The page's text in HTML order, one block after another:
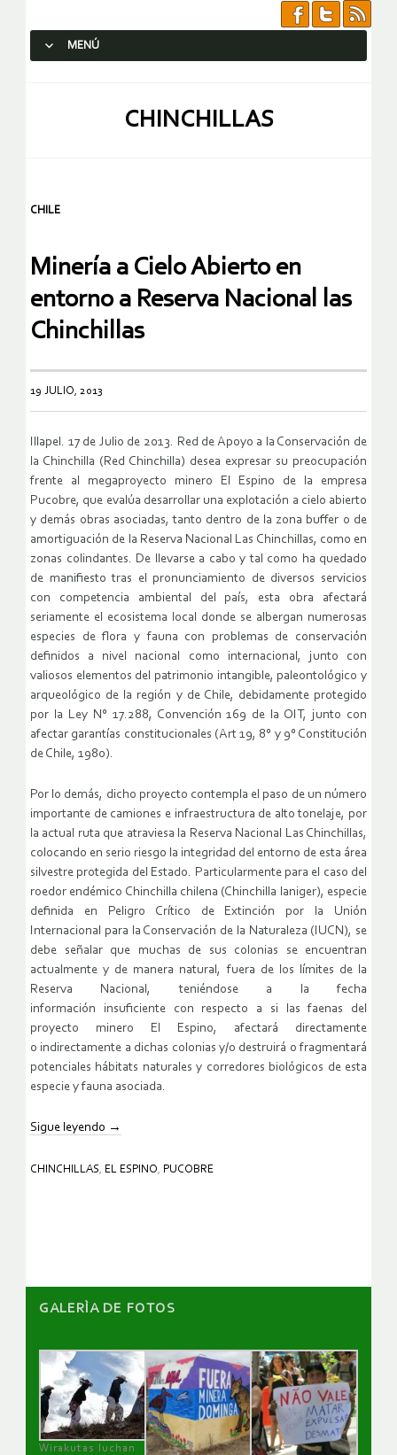
MENÚ
CHINCHILLAS
CHILE
Minería a Cielo Abierto en
entorno a Reserva Nacional las
Chinchillas
19 JULIO, 2013
Illapel. 17 de Julio de 2013. Red de Apoyo a la Conservación de
la Chinchilla (Red Chinchilla) desea expresar su preocupación
frente al megaproyecto minero El Espino de la empresa
Pucobre, que evalúa desarrollar una explotación a cielo abierto
y demás obras asociadas, tanto dentro de la zona buffer o de
amortiguación de la Reserva Nacional Las Chinchillas, como en
zonas colindantes. De llevarse a cabo y tal como ha quedado
de manifiesto tras el pronunciamiento de diversos servicios
con competencia ambiental del país, esta obra afectará
seriamente el ecosistema local donde se albergan numerosas
especies de flora y fauna con problemas de conservación
definidos a nivel nacional como internacional, junto con
valiosos elementos del patrimonio intangible, paleontológico y
arqueológico de la región y de Chile, debidamente protegido
por la Ley N° 17.288, Convención 169 de la OIT, junto con
afectar garantías constitucionales (Art 19, 8° y 9° Constitución
de Chile, 1980).
Por lo demás, dicho proyecto contempla el paso de un número
importante de camiones e infraestructura de alto tonelaje, por
la actual ruta que atraviesa la Reserva Nacional Las Chinchillas,
colocando en serio riesgo la integridad del entorno de esta área
silvestre protegida del Estado. Particularmente para el caso del
roedor endémico Chinchilla chilena (Chinchilla laniger), especie
definida en Peligro Crítico de Extinción por la Unión
Internacional para la Conservación de la Naturaleza (IUCN), se
debe señalar que muchas de sus colonias se encuentran
actualmente y de manera natural, fuera de los límites de la
Reserva Nacional, teniéndose a la fecha
información insuficiente con respecto a si las faenas del
proyecto minero El Espino, afectará directamente
o indirectamente a dichas colonias y/o destruirá o fragmentará
potenciales hábitats naturales y corredores biológicos de esta
especie y fauna asociada.
Sigue leyendo →
CHINCHILLAS, EL ESPINO, PUCOBRE
GALERÌA DE FOTOS
Wirakutas luchan